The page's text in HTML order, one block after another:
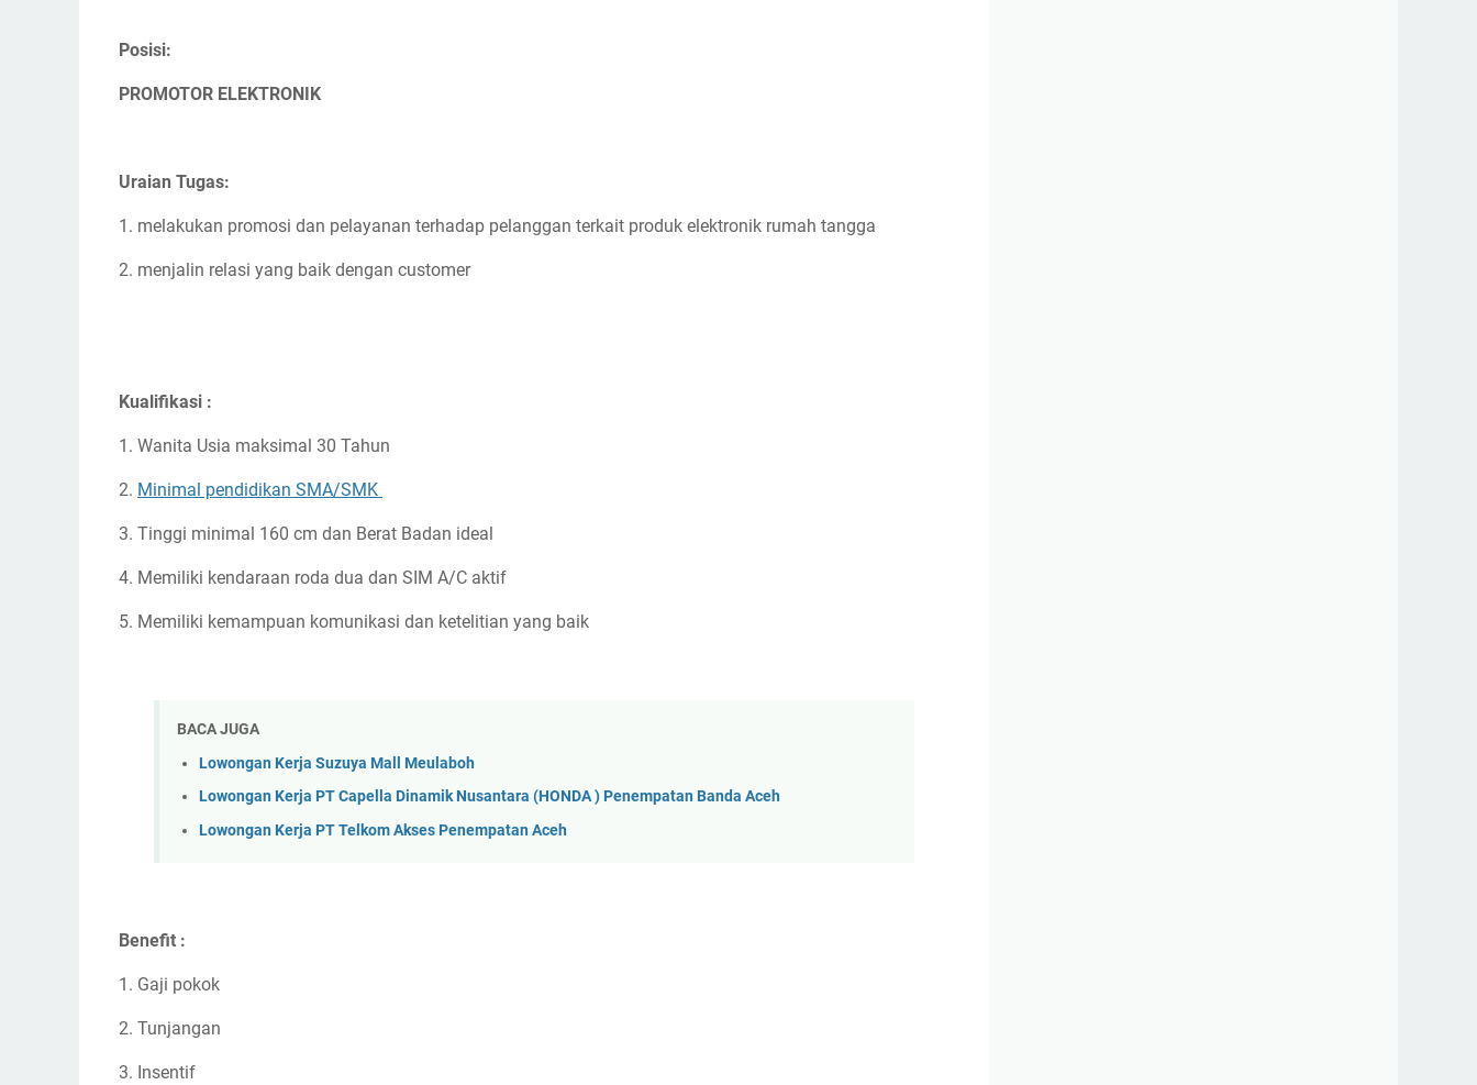
Posisi:
PROMOTOR ELEKTRONIK
Uraian Tugas:
1. melakukan promosi dan pelayanan terhadap pelanggan terkait produk elektronik rumah tangga
2. menjalin relasi yang baik dengan customer
Kualifikasi :
1. Wanita Usia maksimal 30 Tahun
2. Minimal pendidikan SMA/SMK
3. Tinggi minimal 160 cm dan Berat Badan ideal
4. Memiliki kendaraan roda dua dan SIM A/C aktif
5. Memiliki kemampuan komunikasi dan ketelitian yang baik
BACA JUGA
Lowongan Kerja Suzuya Mall Meulaboh
Lowongan Kerja PT Capella Dinamik Nusantara (HONDA ) Penempatan Banda Aceh
Lowongan Kerja PT Telkom Akses Penempatan Aceh
Benefit :
1. Gaji pokok
2. Tunjangan
3. Insentif